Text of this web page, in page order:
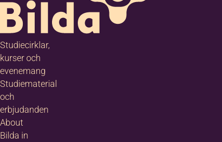
Studiecirklar,
kurser och
evenemang
Studiematerial
och
erbjudanden
About
Bilda in